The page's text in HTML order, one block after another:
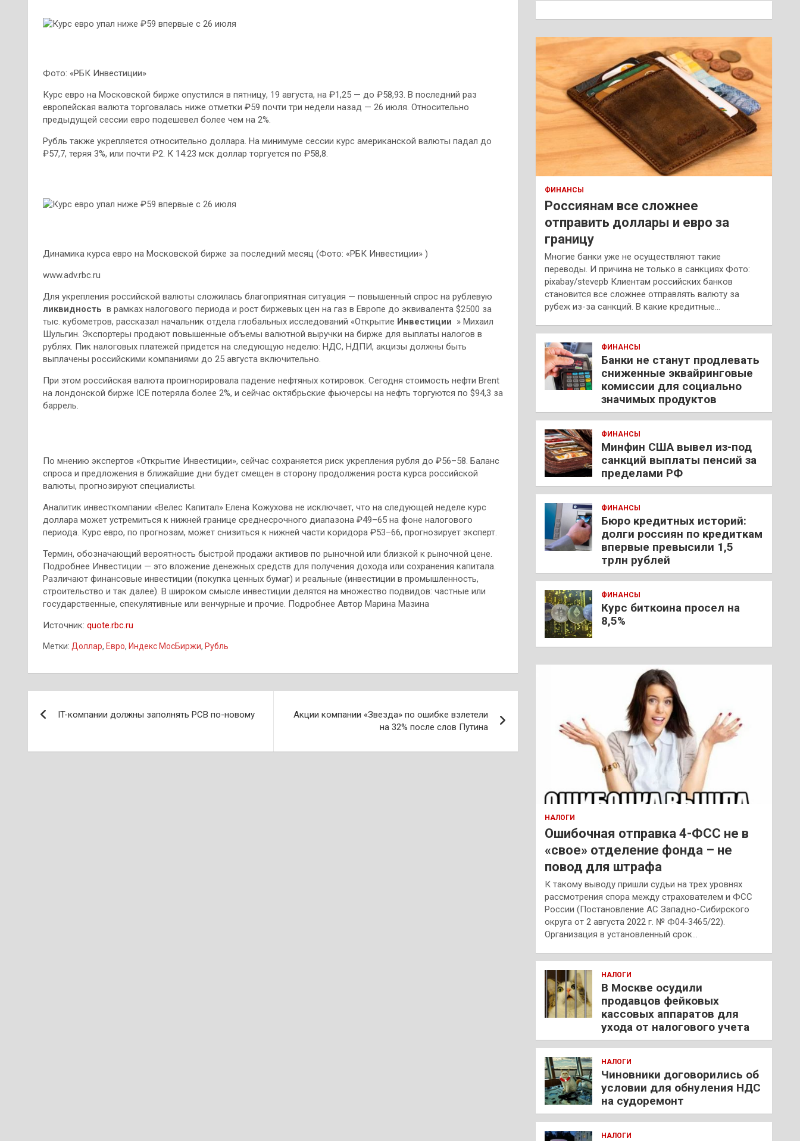
Фото: «РБК Инвестиции»
Курс евро на Московской бирже опустился в пятницу, 19 августа, на ₽1,25 — до ₽58,93. В последний раз
европейская валюта торговалась ниже отметки ₽59 почти три недели назад — 26 июля. Относительно
предыдущей сессии евро подешевел более чем на 2%.
Рубль также укрепляется относительно доллара. На минимуме сессии курс американской валюты падал до
₽57,7, теряя 3%, или почти ₽2. К 14:23 мск доллар торгуется по ₽58,8.
Динамика курса евро на Московской бирже за последний месяц (Фото: «РБК Инвестиции» )
www.adv.rbc.ru
Для укрепления российской валюты сложилась благоприятная ситуация — повышенный спрос на рублевую
ликвидность в рамках налогового периода и рост биржевых цен на газ в Европе до эквивалента $2500 за
тыс. кубометров, рассказал начальник отдела глобальных исследований «Открытие Инвестиции » Михаил
Шульгин. Экспортеры продают повышенные объемы валютной выручки на бирже для выплаты налогов в
рублях. Пик налоговых платежей придется на следующую неделю: НДС, НДПИ, акцизы должны быть
выплачены российскими компаниями до 25 августа включительно.
При этом российская валюта проигнорировала падение нефтяных котировок. Сегодня стоимость нефти Brent
на лондонской бирже ICE потеряла более 2%, и сейчас октябрьские фьючерсы на нефть торгуются по $94,3 за
баррель.
По мнению экспертов «Открытие Инвестиции», сейчас сохраняется риск укрепления рубля до ₽56–58. Баланс
спроса и предложения в ближайшие дни будет смещен в сторону продолжения роста курса российской
валюты, прогнозируют специалисты.
Аналитик инвесткомпании «Велес Капитал» Елена Кожухова не исключает, что на следующей неделе курс
доллара может устремиться к нижней границе среднесрочного диапазона ₽49–65 на фоне налогового
периода. Курс евро, по прогнозам, может снизиться к нижней части коридора ₽53–66, прогнозирует эксперт.
Термин, обозначающий вероятность быстрой продажи активов по рыночной или близкой к рыночной цене.
Подробнее Инвестиции — это вложение денежных средств для получения дохода или сохранения капитала.
Различают финансовые инвестиции (покупка ценных бумаг) и реальные (инвестиции в промышленность,
строительство и так далее). В широком смысле инвестиции делятся на множество подвидов: частные или
государственные, спекулятивные или венчурные и прочие. Подробнее Автор Марина Мазина
Источник: quote.rbc.ru
Метки: Доллар, Евро, Индекс МосБиржи, Рубль
по
записям
IT-компании должны заполнять РСВ по-новому
Акции компании «Звезда» по ошибке взлетели
на 32% после слов Путина
к
ФИНАНСЫ
Россиянам все сложнее
отправить доллары и евро за
границу
Многие банки уже не осуществляют такие
переводы. И причина не только в санкциях Фото:
pixabay/stevepb Клиентам российских банков
становится все сложнее отправлять валюту за
рубеж из-за санкций. В какие кредитные…
ФИНАНСЫ
Банки не станут продлевать
сниженные эквайринговые
комиссии для социально
значимых продуктов
ФИНАНСЫ
Минфин США вывел из-под
санкций выплаты пенсий за
пределами РФ
ФИНАНСЫ
Бюро кредитных историй:
долги россиян по кредиткам
впервые превысили 1,5
трлн рублей
ФИНАНСЫ
Курс биткоина просел на
8,5%
НАЛОГИ
Ошибочная отправка 4-ФСС не в
«свое» отделение фонда – не
повод для штрафа
К такому выводу пришли судьи на трех уровнях
рассмотрения спора между страхователем и ФСС
России (Постановление АС Западно-Сибирского
округа от 2 августа 2022 г. № Ф04-3465/22).
Организация в установленный срок…
НАЛОГИ
В Москве осудили
продавцов фейковых
кассовых аппаратов для
ухода от налогового учета
НАЛОГИ
Чиновники договорились об
условии для обнуления НДС
на судоремонт
НАЛОГИ